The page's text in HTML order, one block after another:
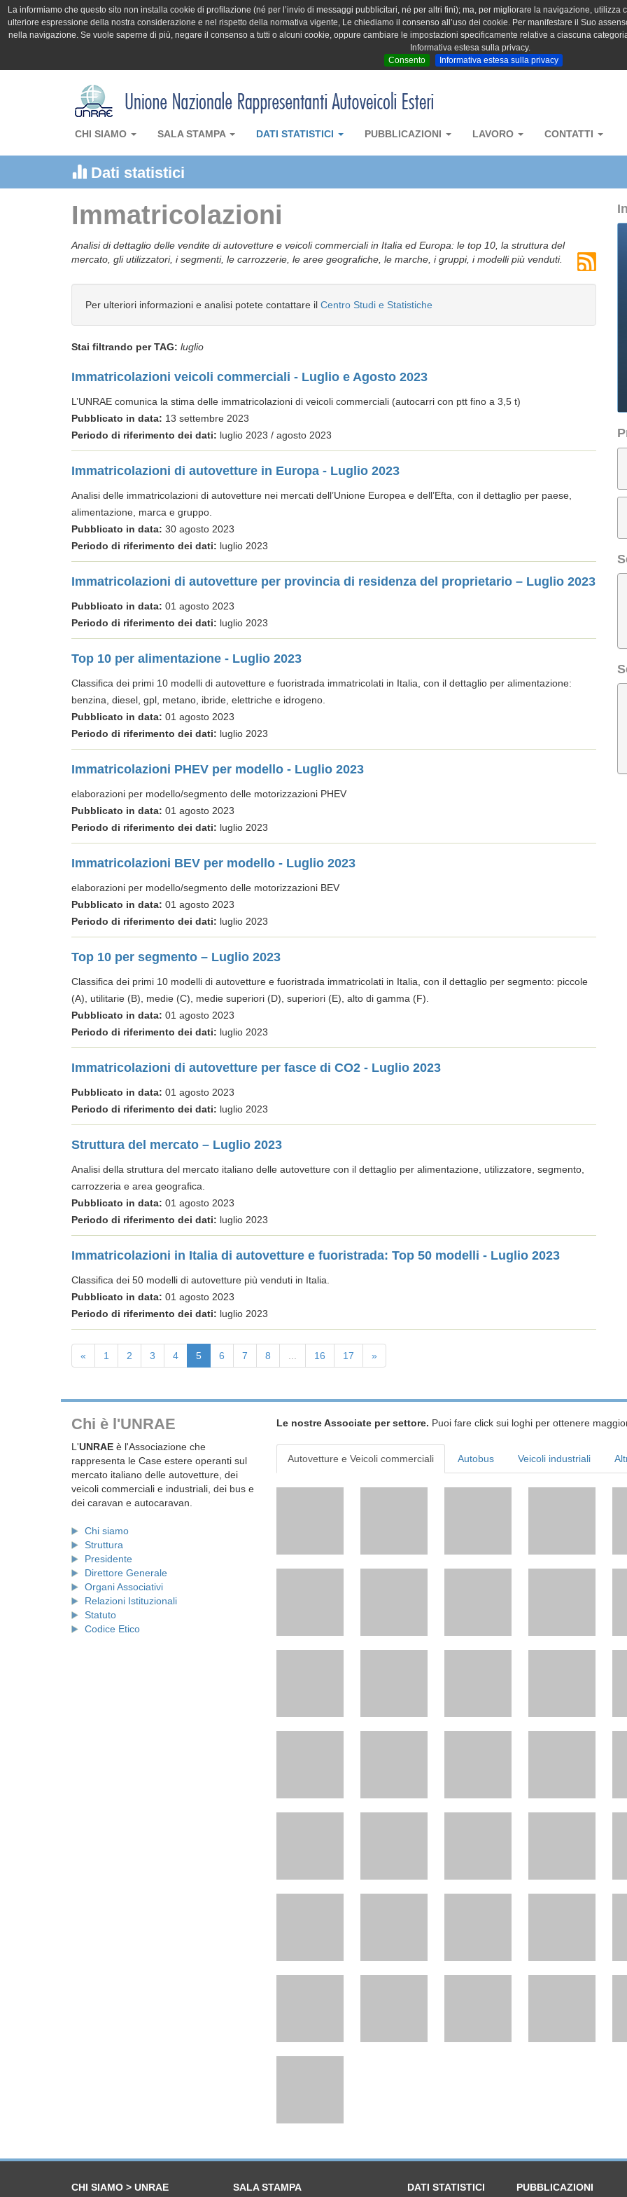
La informiamo che questo sito non installa cookie di profilazione (né per l’invio di messaggi pubblicitari, né per altri fini); ma, per migliorare la navigazione,
ulteriore espressione della nostra considerazione e nel rispetto della normativa vigente, Le chiediamo il consenso all’uso dei cookie. Per manifestare il Suo
nella navigazione. Se vuole saperne di più, negare il consenso a tutti o alcuni cookie, oppure cambiare le impostazioni specificamente relative a ciascuna
Informativa estesa sulla privacy.
Consento
Informativa estesa sulla privacy
CHI SIAMO SALA STAMPA DATI STATISTICI PUBBLICAZIONI LAVORO CONTATTI
Dati statistici
Immatricolazioni
Analisi di dettaglio delle vendite di autovetture e veicoli commerciali in Italia ed Europa: le top 10, la struttura del
mercato, gli utilizzatori, i segmenti, le carrozzerie, le aree geografiche, le marche, i gruppi, i modelli più venduti.
Per ulteriori informazioni e analisi potete contattare il Centro Studi e Statistiche
Stai filtrando per TAG: luglio
Immatricolazioni veicoli commerciali - Luglio e Agosto 2023
L’UNRAE comunica la stima delle immatricolazioni di veicoli commerciali (autocarri con ptt fino a 3,5 t)
Pubblicato in data: 13 settembre 2023
Periodo di riferimento dei dati: luglio 2023 / agosto 2023
Immatricolazioni di autovetture in Europa - Luglio 2023
Analisi delle immatricolazioni di autovetture nei mercati dell’Unione Europea e dell’Efta, con il dettaglio per paese,
alimentazione, marca e gruppo.
Pubblicato in data: 30 agosto 2023
Periodo di riferimento dei dati: luglio 2023
Immatricolazioni di autovetture per provincia di residenza del proprietario – Luglio 2023
Pubblicato in data: 01 agosto 2023
Periodo di riferimento dei dati: luglio 2023
Top 10 per alimentazione - Luglio 2023
Classifica dei primi 10 modelli di autovetture e fuoristrada immatricolati in Italia, con il dettaglio per alimentazione:
benzina, diesel, gpl, metano, ibride, elettriche e idrogeno.
Pubblicato in data: 01 agosto 2023
Periodo di riferimento dei dati: luglio 2023
Immatricolazioni PHEV per modello - Luglio 2023
elaborazioni per modello/segmento delle motorizzazioni PHEV
Pubblicato in data: 01 agosto 2023
Periodo di riferimento dei dati: luglio 2023
Immatricolazioni BEV per modello - Luglio 2023
elaborazioni per modello/segmento delle motorizzazioni BEV
Pubblicato in data: 01 agosto 2023
Periodo di riferimento dei dati: luglio 2023
Top 10 per segmento – Luglio 2023
Classifica dei primi 10 modelli di autovetture e fuoristrada immatricolati in Italia, con il dettaglio per segmento: piccole
(A), utilitarie (B), medie (C), medie superiori (D), superiori (E), alto di gamma (F).
Pubblicato in data: 01 agosto 2023
Periodo di riferimento dei dati: luglio 2023
Immatricolazioni di autovetture per fasce di CO2 - Luglio 2023
Pubblicato in data: 01 agosto 2023
Periodo di riferimento dei dati: luglio 2023
Struttura del mercato – Luglio 2023
Analisi della struttura del mercato italiano delle autovetture con il dettaglio per alimentazione, utilizzatore, segmento,
carrozzeria e area geografica.
Pubblicato in data: 01 agosto 2023
Periodo di riferimento dei dati: luglio 2023
Immatricolazioni in Italia di autovetture e fuoristrada: Top 50 modelli - Luglio 2023
Classifica dei 50 modelli di autovetture più venduti in Italia.
Pubblicato in data: 01 agosto 2023
Periodo di riferimento dei dati: luglio 2023
« 1 2 3 4 5 6 7 8 16 17 »
Chi è l'UNRAE
L'UNRAE è l'Associazione che
rappresenta le Case estere operanti sul
mercato italiano delle autovetture, dei
veicoli commerciali e industriali, dei bus e
dei caravan e autocaravan.
Chi siamo
Struttura
Presidente
Direttore Generale
Organi Associativi
Relazioni Istituzionali
Statuto
Codice Etico
Le nostre Associate per settore. Puoi fare click sui loghi per ottenere
Autovetture e Veicoli commerciali Autobus Veicoli industriali
Presidente
Organi Associativi
Autovetture
Altri comunicati
Interventi
Dati di settore
Book statistiche